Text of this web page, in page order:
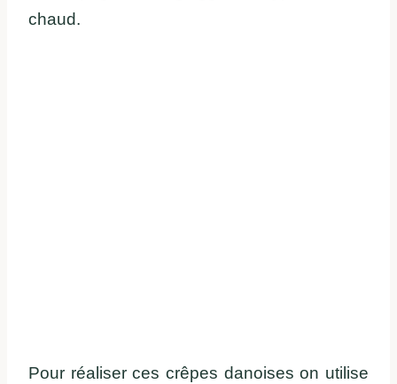
chaud.
Pour réaliser ces crêpes danoises on utilise